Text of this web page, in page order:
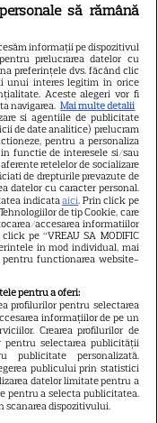
Drepturile rezervate
să rămână
informații pe dispozitivul
prelucrarea datelor cu
preferințele dvs. făcând clic
unui interes legitim în orice
Aceste alegeri vor fi
navigarea. Mai multe detalii
si agentiile de publicitate
de date analitice) prelucram
pentru a personaliza
functie de interesele si/sau
retelelor de socializare
de drepturile prevazute de
datelor cu caracter personal.
indicataaici. Prin click pe
de tip Cookie, care
accesarea informatiilor
pe “VREAU SA MODIFIC
in mod individual, mai
functionarea website-
pentru a oferi:
profilurilor pentru selectarea
informațiilor de pe un
Crearea profilurilor de
pentru selectarea publicității
publicitate personalizată.
publicului prin statistici
datelor limitate pentru a
pentru a selecta publicitatea.
scanarea dispozitivului.